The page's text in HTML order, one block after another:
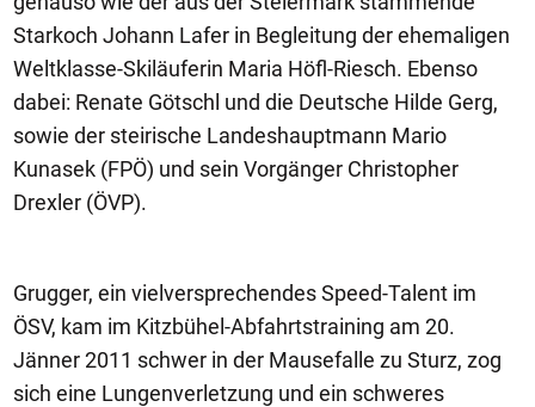
Starkoch Johann Lafer in Begleitung der ehemaligen
Weltklasse-Skiläuferin Maria Höfl-Riesch. Ebenso
dabei: Renate Götschl und die Deutsche Hilde Gerg,
sowie der steirische Landeshauptmann Mario
Kunasek (FPÖ) und sein Vorgänger Christopher
Drexler (ÖVP).
Grugger, ein vielversprechendes Speed-Talent im
ÖSV, kam im Kitzbühel-Abfahrtstraining am 20.
Jänner 2011 schwer in der Mausefalle zu Sturz, zog
sich eine Lungenverletzung und ein schweres